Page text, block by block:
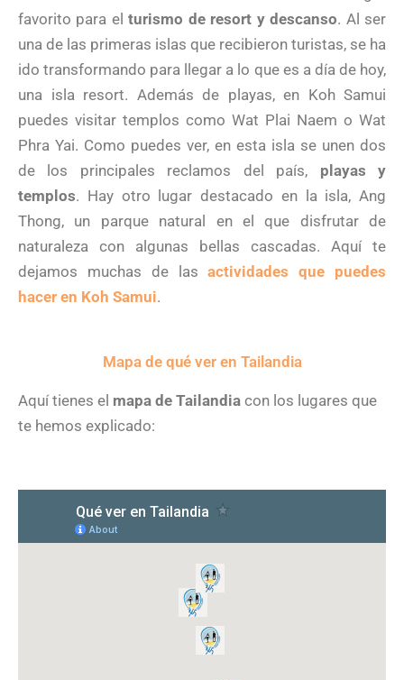
favorito para elturismo de resort y descanso. Al ser
una de las primeras islas que recibieron turistas, se ha
ido transformando para llegar a lo que es a día de hoy,
una isla resort. Además de playas, en Koh Samui
puedes visitar templos como Wat Plai Naem o Wat
Phra Yai. Como puedes ver, en esta isla se unen dos
de los principales reclamos del país, playas y
templos. Hay otro lugar destacado en la isla, Ang
Thong, un parque natural en el que disfrutar de
naturaleza con algunas bellas cascadas. Aquí te
dejamos muchas de lasactividades que puedes
hacer en Koh Samui.
Mapa de qué ver en Tailandia
Aquí tienes el mapa de Tailandia con los lugares que
te hemos explicado: